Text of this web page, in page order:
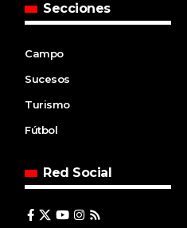
Secciones
Campo
Sucesos
Turismo
Fútbol
Red Social